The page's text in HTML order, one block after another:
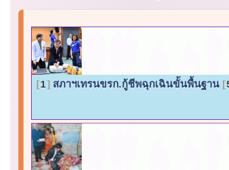
1 สภาฯเทรนขรก.กู้ชีพฉุกเฉินขั้นพื้นฐาน